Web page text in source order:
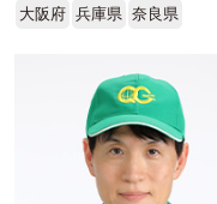
大阪府 兵庫県 奈良県